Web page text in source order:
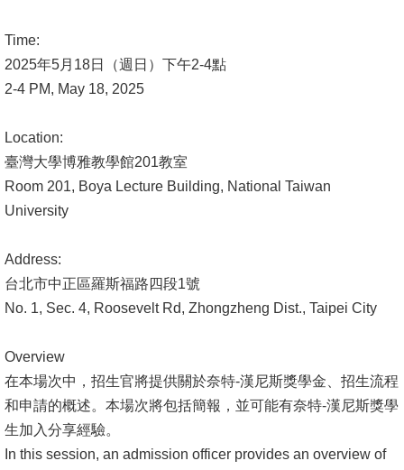
輔
&
學
捐
款
資
書
回
Time:
2025年5月18日（週日）下午2-4點
2-4 PM, May 18, 2025
Location:
臺灣大學博雅教學館201教室
Room 201, Boya Lecture Building, National Taiwan
University
Address:
台北市中正區羅斯福路四段1號
No. 1, Sec. 4, Roosevelt Rd, Zhongzheng Dist., Taipei City
Overview
在本場次中，招生官將提供關於奈特-漢尼斯獎學金、招生流程
和申請的概述。本場次將包括簡報，並可能有奈特-漢尼斯獎學
生加入分享經驗。
In this session, an admission officer provides an overview of